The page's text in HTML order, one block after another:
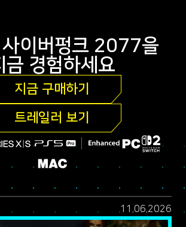
사이버펑크 2077을
금 경험하세요
지금 구매하기
트레일러 보기
11.06.2026